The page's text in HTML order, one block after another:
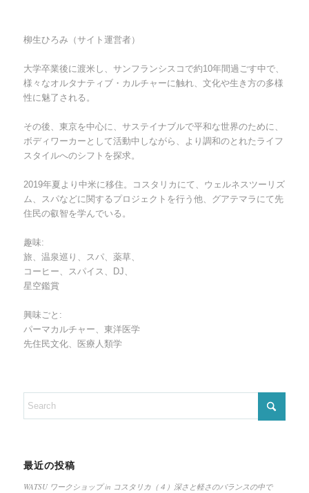
柳生ひろみ（サイト運営者）
大学卒業後に渡米し、サンフランシスコで約10年間過ごす中で、
様々なオルタナティブ・カルチャーに触れ、文化や生き方の多様
性に魅了される。
その後、東京を中心に、サステイナブルで平和な世界のために、
ボディワーカーとして活動中しながら、より調和のとれたライフ
スタイルへのシフトを探求。
2019年夏より中米に移住。コスタリカにて、ウェルネスツーリズ
ム、スパなどに関するプロジェクトを行う他、グアテマラにて先
住民の叡智を学んでいる。
趣味:
旅、温泉巡り、スパ、薬草、
コーヒー、スパイス、DJ、
星空鑑賞
興味ごと:
パーマカルチャー、東洋医学
先住民文化、医療人類学
最近の投稿
WATSU ワークショップ in コスタリカ（４）深さと軽さのバランスの中で